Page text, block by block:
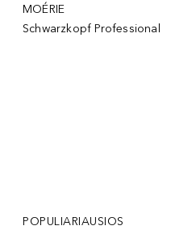
MOÉRIE
Schwarzkopf Professional
POPULIARIAUSIOS